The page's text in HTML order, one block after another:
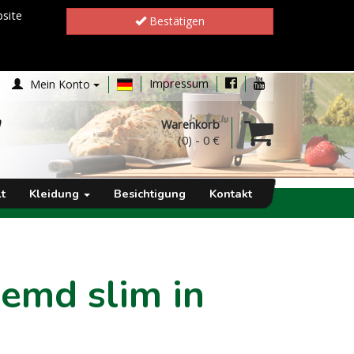
Bestätigen
Mein Konto Impressum
Warenkorb
(0)- 0 €
Kleidung Besichtigung Kontakt
slim in